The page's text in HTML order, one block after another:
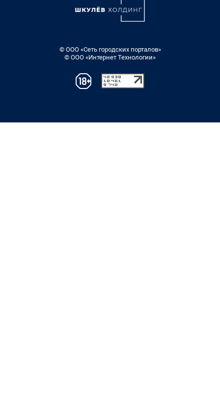
© ООО «Сеть городских порталов»
© ООО «Интернет Технологии»